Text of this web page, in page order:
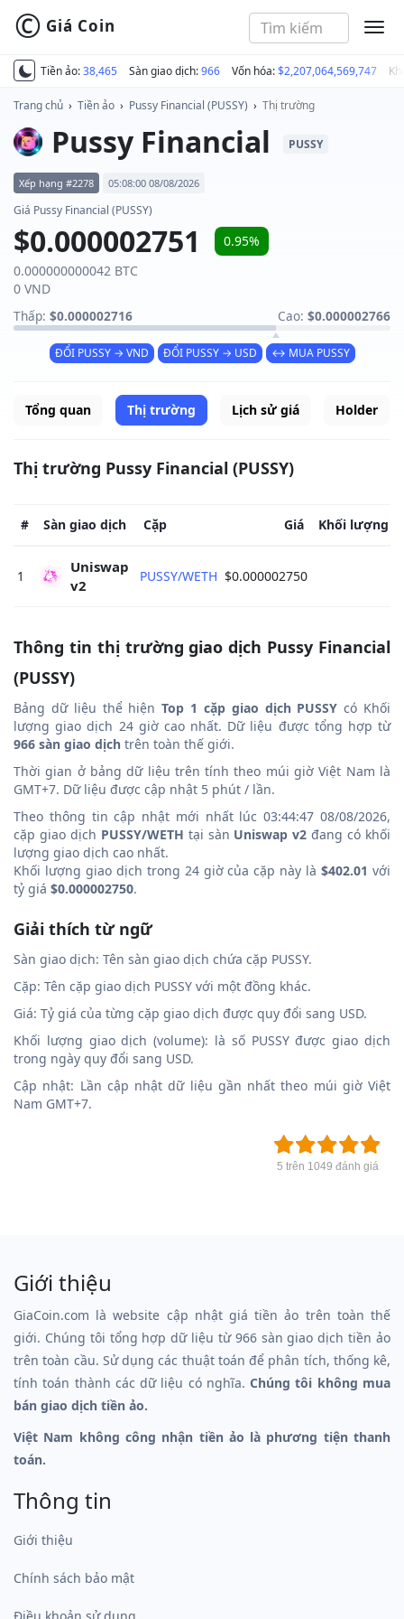
Tiền ảo:38,465 Sàn giao dịch:966 Vốn hóa:$2,207,064,569,747
© Giá Coin
Trang chủ › Tiền ảo › Pussy Financial (PUSSY) › Thị trường
Pussy Financial PUSSY
Xếp hạng #2278 05:08:00 08/08/2026
Giá Pussy Financial (PUSSY)
$0.000002751
0.95%
0.000000000042 BTC
0 VND
Thấp: $0.000002716 Cao: $0.000002766
ĐỔI PUSSY → VND ĐỔI PUSSY → USD ↔ MUA PUSSY
Tổng quan Thị trường Lịch sử giá Holder
Thị trường Pussy Financial (PUSSY)
# Sàn giao dịch Cặp Giá Khối lượng
1
Uniswap
v2
PUSSY/WETH $0.000002750
Thông tin thị trường giao dịch Pussy Financial
(PUSSY)
Bảng dữ liệu thể hiệnTop 1 cặp giao dịch PUSSY có Khối
lượng giao dịch 24 giờ cao nhất. Dữ liệu được tổng hợp từ
966 sàn giao dịch trên toàn thế giới.
Thời gian ở bảng dữ liệu trên tính theo múi giờ Việt Nam là
GMT+7. Dữ liệu được cập nhật 5 phút / lần.
Theo thông tin cập nhật mới nhất lúc 03:44:47 08/08/2026,
cặp giao dịch PUSSY/WETH tại sàn Uniswap v2 đang có khối
lượng giao dịch cao nhất.
Khối lượng giao dịch trong 24 giờ của cặp này là$402.01 với
tỷ giá $0.000002750.
Giải thích từ ngữ
Sàn giao dịch: Tên sàn giao dịch chứa cặp PUSSY.
Cặp: Tên cặp giao dịch PUSSY với một đồng khác.
Giá: Tỷ giá của từng cặp giao dịch được quy đổi sang USD.
Khối lượng giao dịch (volume): là số PUSSY được giao dịch
trong ngày quy đổi sang USD.
Cập nhật: Lần cập nhật dữ liệu gần nhất theo múi giờ Việt
Nam GMT+7.
5 trên 1049 đánh giá
Giới thiệu
GiaCoin.com là website cập nhật giá tiền ảo trên toàn thế
giới. Chúng tôi tổng hợp dữ liệu từ 966 sàn giao dịch tiền ảo
trên toàn cầu. Sử dụng các thuật toán để phân tích, thống kê,
tính toán thành các dữ liệu có nghĩa.Chúng tôi không mua
bán giao dịch tiền ảo.
Việt Nam không công nhận tiền ảo là phương tiện thanh
toán.
Thông tin
Giới thiệu
Chính sách bảo mật